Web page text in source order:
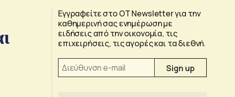
Εγγραφείτε στο OT Newsletter για την
καθημερινή σας ενημέρωση με
ειδήσεις από την οικονομία, τις
επιχειρήσεις, τις αγορές και τα διεθνή.